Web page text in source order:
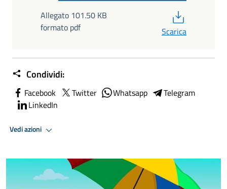
Allegato 101.50 KB
formato pdf
Scarica
Condividi:
Facebook Twitter Whatsapp
Telegram
LinkedIn
Vedi azioni